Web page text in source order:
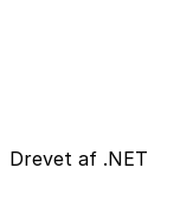
Drevet af .NET